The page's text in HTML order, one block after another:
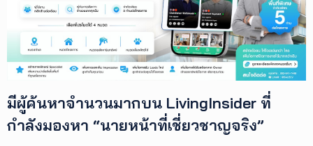
เพิ่ม
ติดต่อ
เรา
การ
ให้
บริการ
มีผู้ค้นหาจำนวนมากบน LivingInsider ที่
กำลังมองหา “นายหน้าที่เชี่ยวชาญจริง”